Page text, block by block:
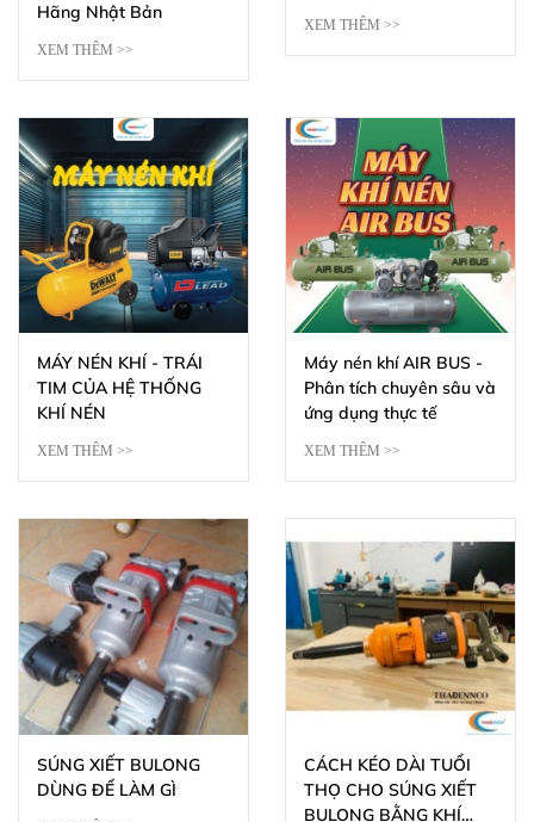
Hãng Nhật Bản
XEM THÊM >>
XEM THÊM >>
MÁY NÉN KHÍ - TRÁI
TIM CỦA HỆ THỐNG
KHÍ NÉN
XEM THÊM >>
Máy nén khí AIR BUS -
Phân tích chuyên sâu và
ứng dụng thực tế
XEM THÊM >>
SÚNG XIẾT BULONG
DÙNG ĐỂ LÀM GÌ
CÁCH KÉO DÀI TUỔI
THỌ CHO SÚNG XIẾT
BULONG BẰNG KHÍ